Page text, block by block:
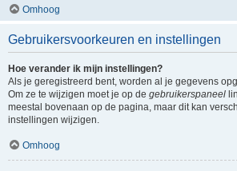
Omhoog
Gebruikersvoorkeuren en instellingen
Hoe verander ik mijn instellingen?
Als je geregistreerd bent, worden al je gegevens
Om ze te wijzigen moet je op de gebruikerspaneel
meestal bovenaan op de pagina, maar dit kan
instellingen wijzigen.
Omhoog